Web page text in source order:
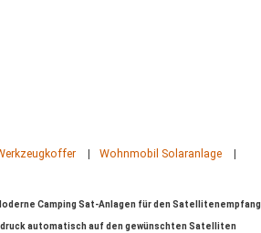
Wohnmobil Solaranlage
Camping Sat-Anlagen für den Satellitenempfang
automatisch auf den gewünschten Satelliten